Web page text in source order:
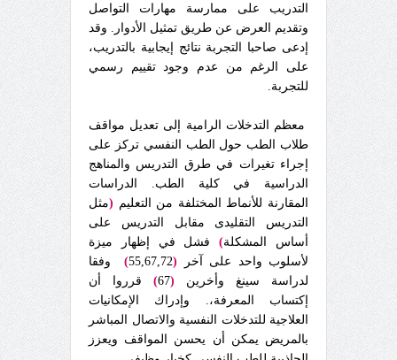
التدريب على ممارسة مهارات التواصل
وتقديم العرض عن طريق تمثيل الأدوار. وقد
إدعى صاحبا التجربة نتائج إيجابية بالتدريب،
على الرغم من عدم وجود تقييم رسمي
للتجربة.
معظم التدخلات الرامية إلى تعديل مواقف
طلاب الطب حول الطب النفسي تركز على
إجراء تغيرات في طرق التدريس والمناهج
الدراسية في كلية الطب. الدراسات
المقارنة للأنماط المختلفة من التعليم (مثل
التدريس التقليدى مقابل التدريس على
أساس المشكلة)فشل في إظهار ميزة
لأسلوب واحد على آخر (
55,67,72
)
وفقا
لدراسة سينغ وأخرين (
67
) قرروا أن
إكتساب المعرفة،. وإدراك الإمكانيات
العلاجية للتدخلات النفسية والاتصال المباشر
بالمريض يمكن أن يحسن المواقف ويعزز